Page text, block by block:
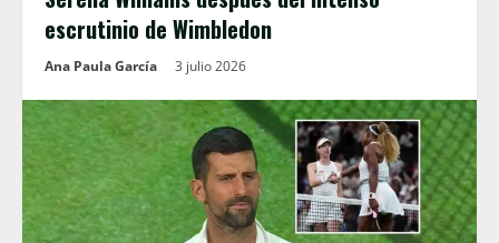
escrutinio de Wimbledon
Ana Paula García 3 julio 2026